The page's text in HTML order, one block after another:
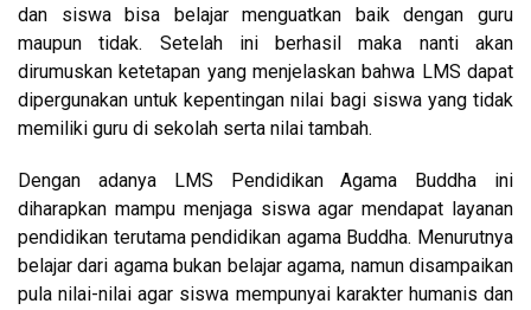
dan siswa bisa belajar menguatkan baik dengan guru
maupun tidak. Setelah ini berhasil maka nanti akan
dirumuskan ketetapan yang menjelaskan bahwa LMS dapat
dipergunakan untuk kepentingan nilai bagi siswa yang tidak
memiliki guru di sekolah serta nilai tambah.
Dengan adanya LMS Pendidikan Agama Buddha ini
diharapkan mampu menjaga siswa agar mendapat layanan
pendidikan terutama pendidikan agama Buddha. Menurutnya
belajar dari agama bukan belajar agama, namun disampaikan
pula nilai-nilai agar siswa mempunyai karakter humanis dan